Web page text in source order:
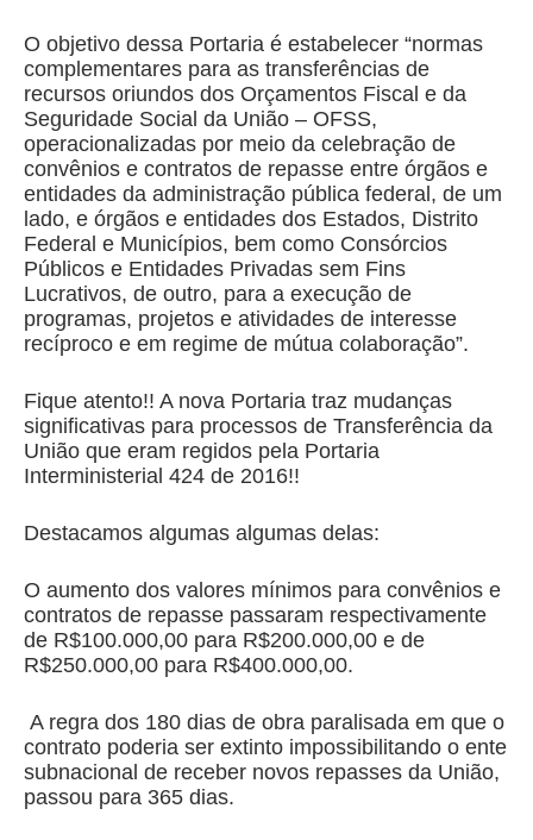
O objetivo dessa Portaria é estabelecer “normas
complementares para as transferências de
recursos oriundos dos Orçamentos Fiscal e da
Seguridade Social da União – OFSS,
operacionalizadas por meio da celebração de
convênios e contratos de repasse entre órgãos e
entidades da administração pública federal, de um
lado, e órgãos e entidades dos Estados, Distrito
Federal e Municípios, bem como Consórcios
Públicos e Entidades Privadas sem Fins
Lucrativos, de outro, para a execução de
programas, projetos e atividades de interesse
recíproco e em regime de mútua colaboração”.
Fique atento!! A nova Portaria traz mudanças
significativas para processos de Transferência da
União que eram regidos pela Portaria
Interministerial 424 de 2016!!
Destacamos algumas algumas delas:
O aumento dos valores mínimos para convênios e
contratos de repasse passaram respectivamente
de R$100.000,00 para R$200.000,00 e de
R$250.000,00 para R$400.000,00.
A regra dos 180 dias de obra paralisada em que o
contrato poderia ser extinto impossibilitando o ente
subnacional de receber novos repasses da União,
passou para 365 dias.